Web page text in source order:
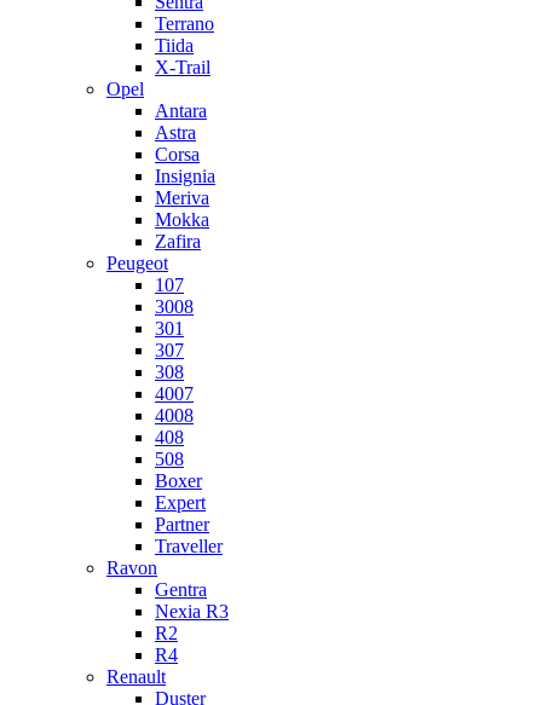
Terrano
Tiida
X-Trail
Opel
Antara
Astra
Corsa
Insignia
Meriva
Mokka
Zafira
Peugeot
107
3008
301
307
308
4007
4008
408
508
Boxer
Expert
Partner
Traveller
Ravon
Gentra
Nexia R3
R2
R4
Renault
Duster